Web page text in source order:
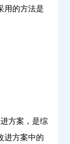
用的方法是
方案，是综
进方案中的